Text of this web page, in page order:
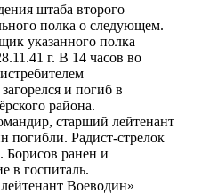
штаба второго
полка о следующем.
указанного полка
г. В 14 часов во
и погиб в
района.
старший лейтенант
погибли. Радист-стрелок
ранен и
в госпиталь.
Воеводин»